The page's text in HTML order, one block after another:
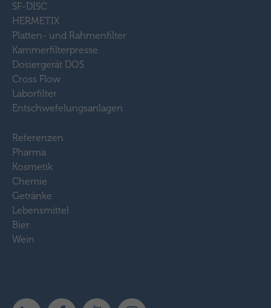
SF-DISC
HERMETIX
Platten- und Rahmenfilter
Kammerfilterpresse
Dosiergerät DOS
Cross Flow
Laborfilter
Entschwefelungsanlagen
Referenzen
Pharma
Kosmetik
Chemie
Getränke
Lebensmittel
Bier
Wein